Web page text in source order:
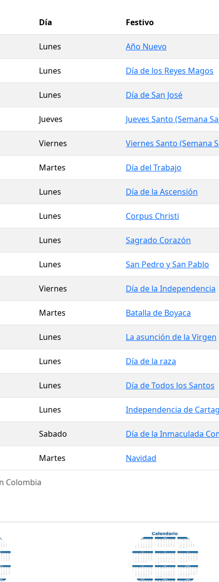
Colombia
Día Festivo
Lunes Año Nuevo
Lunes Día de los Reyes Magos
Lunes Día de San José
Jueves Jueves Santo (Semana
Viernes Viernes Santo (Semana
Martes Día del Trabajo
Lunes Día de la Ascensión
Lunes Corpus Christi
Lunes Sagrado Corazón
Lunes San Pedro y San Pablo
Viernes Día de la Independencia
Martes Batalla de Boyaca
Lunes La asunción de la Virgen
Lunes Día de la raza
Lunes Día de Todos los Santos
Lunes Independencia de
Sabado Día de la Inmaculada
Martes Navidad